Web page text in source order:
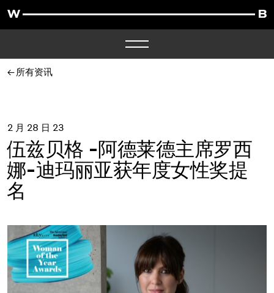
所有资讯
2 月 28 日 23
伍兹贝格 -阿德莱德主席罗西
娜-迪玛丽亚获年度女性奖提
名